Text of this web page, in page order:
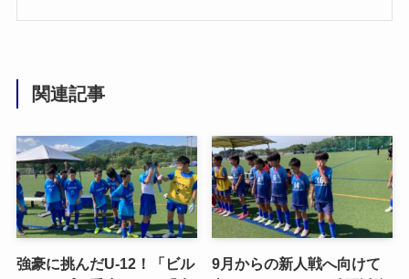
関連記事
強豪に挑んだU-12！「ビル
9月からの新人戦へ向けて